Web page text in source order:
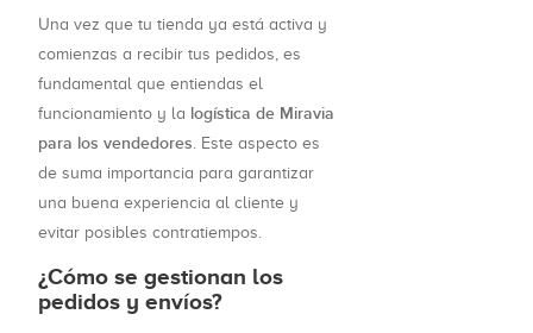
Una vez que tu tienda ya está activa y
comienzas a recibir tus pedidos, es
fundamental que entiendas el
funcionamiento y la logística de Miravia
para los vendedores. Este aspecto es
de suma importancia para garantizar
una buena experiencia al cliente y
evitar posibles contratiempos.
¿Cómo se gestionan los
pedidos y envíos?